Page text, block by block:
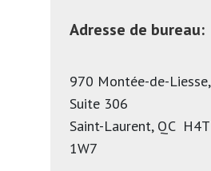
Adresse de bureau:
970 Montée-de-Liesse,
Suite 306
Saint-Laurent, QC  H4T
1W7